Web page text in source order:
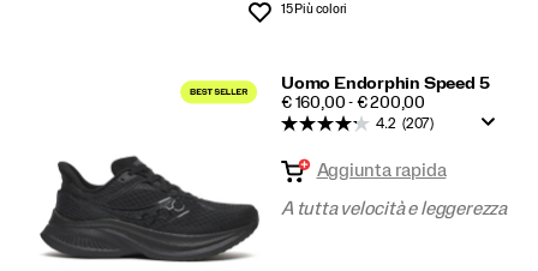
Lista dei desideri
15 Più colori
Uomo Endorphin Speed 5
PRICE
€ 160,00 - € 200,00
4.2 (207)
Aggiunta rapida
A tutta velocità e leggerezza